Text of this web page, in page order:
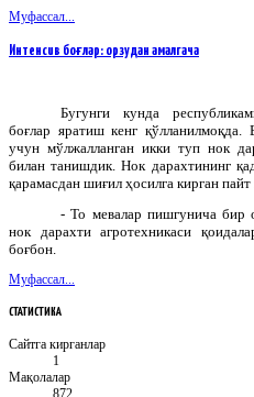
Муфассал...
Интенсив боғлар: орзудан амалгача
Бугунги кунда
боғлар яратиш кенг қўлланилмоқда.
учун мўлжалланган икки туп нок
билан танишдик. Нок дарахтининг
қарамасдан шиғил ҳосилга кирган пайт
- То мевалар пишгунича бир
нок дарахти агротехникаси
боғбон.
Муфассал...
СТАТИСТИКА
Сайтга кирганлар
1
Мақолалар
872